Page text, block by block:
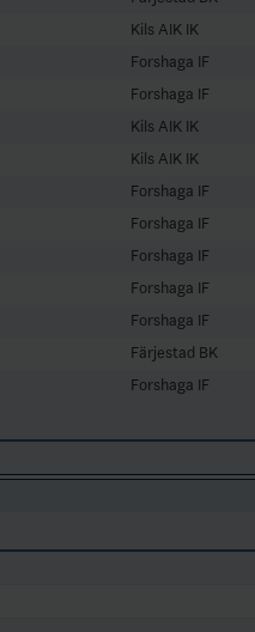
Kils AIK IK
Forshaga IF
Forshaga IF
Kils AIK IK
Kils AIK IK
Forshaga IF
Forshaga IF
Forshaga IF
Forshaga IF
Forshaga IF
Färjestad BK
Forshaga IF